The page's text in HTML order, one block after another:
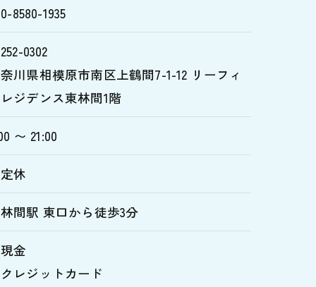
8580-1935
0302
川県相模原市南区上鶴間7-1-12 リーフィ
ジデンス東林間1階
〜 21:00
休
間駅 東口から徒歩3分
金
レジットカード